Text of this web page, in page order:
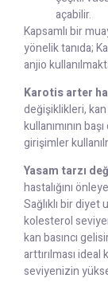
açabilir.
Kapsamlı bir
yönelik tanıda;
anjio
Karotis arter
değişiklikleri, kan
kullanımının
girişimler
Yasam tarzı
hastalığını
Sağlıklı bir diyet
kolesterol
kan basıncı
arttırılması
seviyenizin